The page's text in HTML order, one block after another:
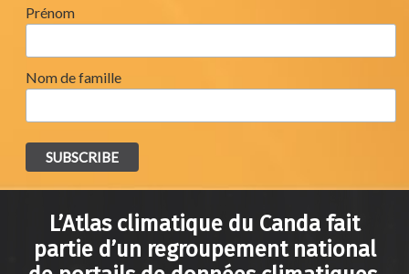
Prénom
Nom de famille
L’Atlas climatique du Canda fait
partie d’un regroupement national